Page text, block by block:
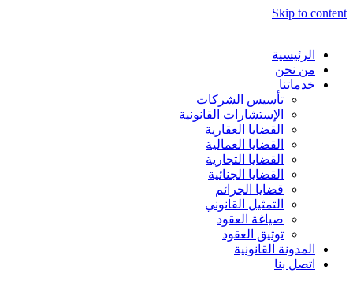
Skip to content
الرئيسية
من نحن
خدماتنا
تأسيس الشركات
الإستشارات القانونية
القضايا العقارية
القضايا العمالية
القضايا التجارية
القضايا الجنائية
قضايا الجرائم
التمثيل القانوني
صياغة العقود
توثيق العقود
المدونة القانونية
اتصل بنا